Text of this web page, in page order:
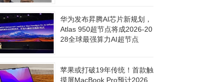
华为发布昇腾AI芯片新规划，
Atlas 950超节点将成2026-20
28全球最强算力AI超节点
苹果或打破19年传统！首款触
摸屏MacBook Pro预计2026